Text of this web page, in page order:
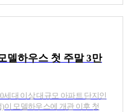
델하우스 첫 주말 3만
세대 이상 대규모 아파트 단지인
이 모델하우스에 개관 이후 첫